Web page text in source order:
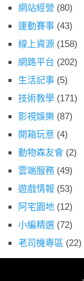
網站經營 (80)
運動賽事 (43)
線上資源 (158)
網路平台 (202)
生活記事 (5)
技術教學 (171)
影視娛樂 (87)
開箱玩意 (4)
動物森友會 (2)
雲端服務 (49)
遊戲情報 (53)
阿宅園地 (12)
小編精選 (72)
老司機專區 (22)